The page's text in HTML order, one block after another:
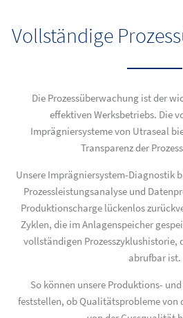
Vollständige
Die Prozessüberwachung ist der
effektiven Werksbetriebs. Die
Imprägniersysteme von Utraseal
Transparenz der
Unsere Imprägniersystem-Diagnostik
Prozessleistungsanalyse und
Produktionscharge lückenlos
Zyklen, die im Anlagenspeicher
vollständigen Prozesszyklushistorie,
abrufbar ist.
So können unsere Produktions-
feststellen, ob Qualitätsprobleme von